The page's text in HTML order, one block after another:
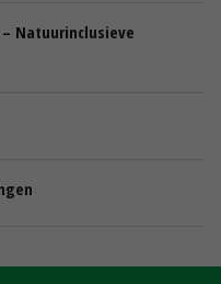
Natuurinclusieve